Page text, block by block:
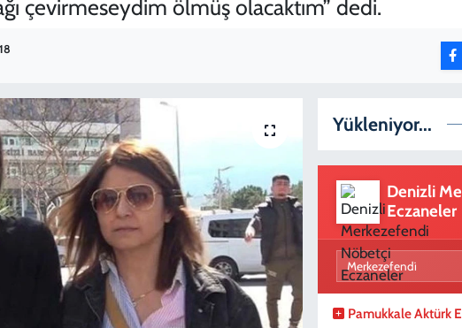
çevirmeseydim ölmüş olacaktım” dedi.
Yükleniyor...
Denizli
Eczaneler
Pamukkale Aktürk